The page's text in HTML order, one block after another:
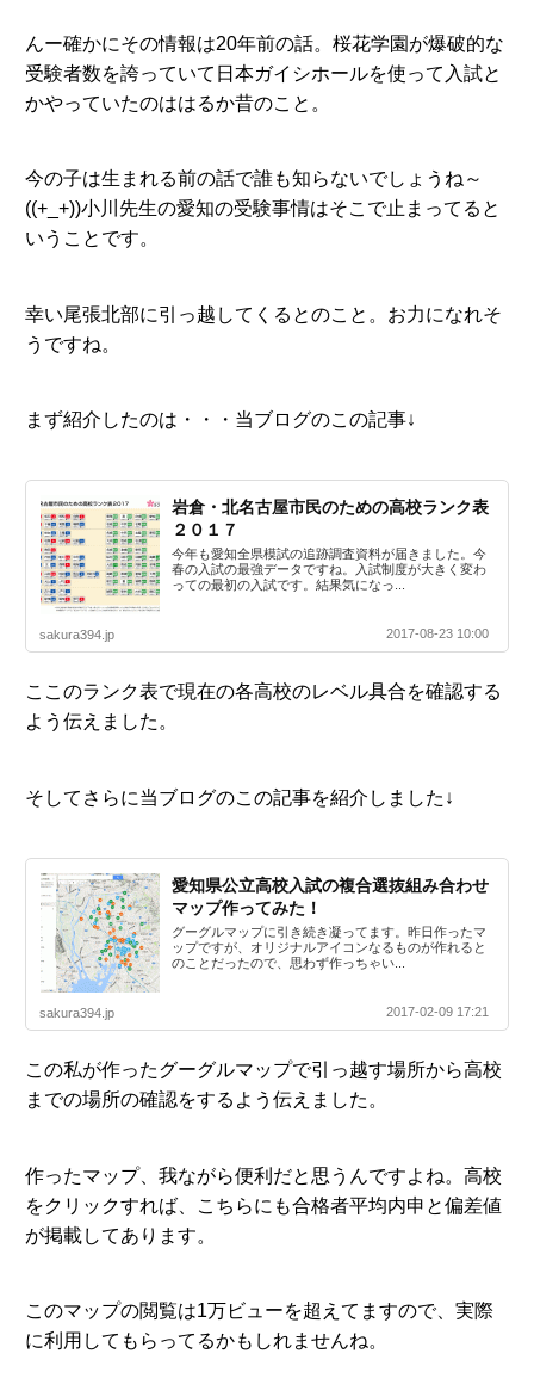
んー確かにその情報は20年前の話。桜花学園が爆破的な
受験者数を誇っていて日本ガイシホールを使って入試と
かやっていたのははるか昔のこと。
今の子は生まれる前の話で誰も知らないでしょうね～
((+_+))小川先生の愛知の受験事情はそこで止まってると
いうことです。
幸い尾張北部に引っ越してくるとのこと。お力になれそ
うですね。
まず紹介したのは・・・当ブログのこの記事↓
岩倉・北名古屋市民のための高校ランク表
２０１７
今年も愛知全県模試の追跡調査資料が届きました。今
春の入試の最強データですね。入試制度が大きく変わ
っての最初の入試です。結果気になっ...
sakura394.jp 2017-08-23 10:00
ここのランク表で現在の各高校のレベル具合を確認する
よう伝えました。
そしてさらに当ブログのこの記事を紹介しました↓
愛知県公立高校入試の複合選抜組み合わせ
マップ作ってみた！
グーグルマップに引き続き凝ってます。昨日作ったマ
ップですが、オリジナルアイコンなるものが作れると
のことだったので、思わず作っちゃい...
sakura394.jp 2017-02-09 17:21
この私が作ったグーグルマップで引っ越す場所から高校
までの場所の確認をするよう伝えました。
作ったマップ、我ながら便利だと思うんですよね。高校
をクリックすれば、こちらにも合格者平均内申と偏差値
が掲載してあります。
このマップの閲覧は1万ビューを超えてますので、実際
に利用してもらってるかもしれませんね。